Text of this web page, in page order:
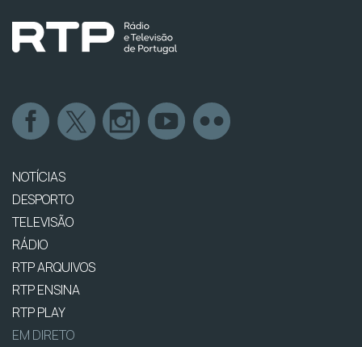
NOTÍCIAS
DESPORTO
TELEVISÃO
RÁDIO
RTP ARQUIVOS
RTP ENSINA
RTP PLAY
EM DIRETO